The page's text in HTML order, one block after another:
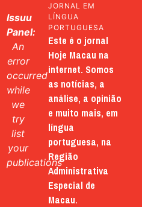
Issuu
Panel:
An
error
occurred
while
we
try
list
your
publications
JORNAL EM
LÍNGUA
PORTUGUESA
Este é o jornal
Hoje Macau na
internet. Somos
as notícias, a
análise, a opinião
e muito mais, em
língua
portuguesa, na
Região
Administrativa
Especial de
Macau.